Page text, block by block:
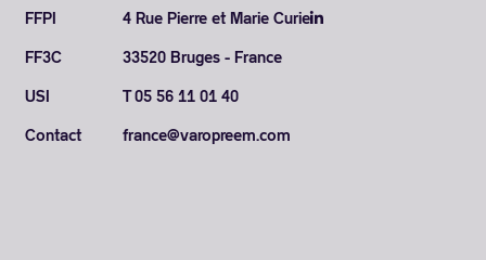
FFPI
FF3C
USI
Contact
4 Rue Pierre et Marie Curie
33520 Bruges - France
T 05 56 11 01 40
france@varopreem.com